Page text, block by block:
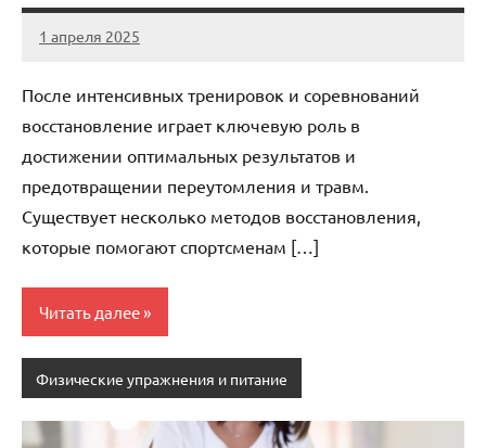
1 апреля 2025
biewerplanet
Нет
После интенсивных тренировок и соревнований
восстановление играет ключевую роль в
достижении оптимальных результатов и
предотвращении переутомления и травм.
Существует несколько методов восстановления,
которые помогают спортсменам […]
Читать далее
Физические упражнения и питание